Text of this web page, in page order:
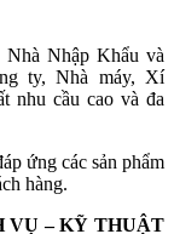
Nhập Khẩu và
ty, Nhà máy, Xí
nhu cầu cao và đa
ứng các sản phẩm
hàng.
VỤ – KỸ THUẬT